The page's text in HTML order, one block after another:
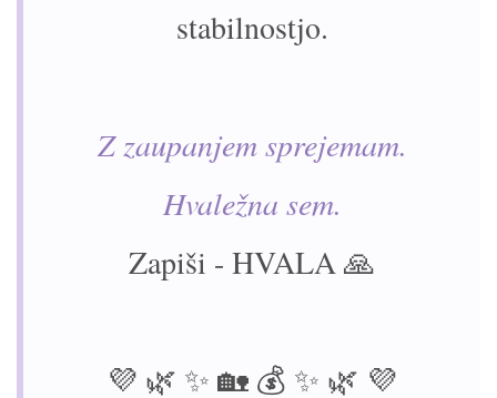
stabilnostjo.
Z zaupanjem sprejemam.
Hvaležna sem.
Zapiši - HVALA 🙏
💜 🌿 ✨ 🏡 💰 ✨ 🌿 💜